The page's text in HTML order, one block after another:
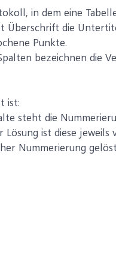
in dem eine
Überschrift die
Punkte.
bezeichnen die
ist:
steht die
Lösung ist diese
Nummerierung